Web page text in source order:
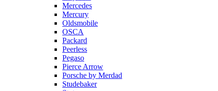
Mercedes
Mercury
Oldsmobile
OSCA
Packard
Peerless
Pegaso
Pierce Arrow
Porsche by Merdad
Studebaker